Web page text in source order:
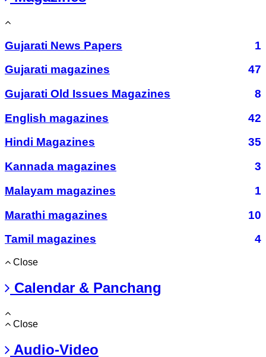
Gujarati News Papers
1
Gujarati magazines
47
Gujarati Old Issues Magazines
8
English magazines
42
Hindi Magazines
35
Kannada magazines
3
Malayam magazines
1
Marathi magazines
10
Tamil magazines
4
Close
Calendar & Panchang
Close
Audio-Video